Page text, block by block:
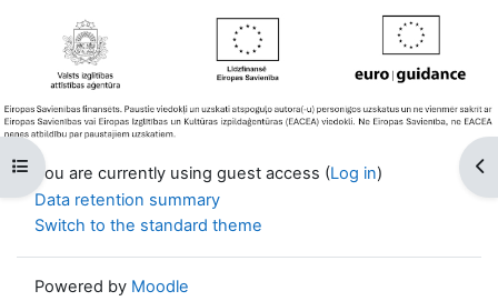
Open course index
You are currently using guest access (Log in)
Data retention summary
Switch to the standard theme
Powered by Moodle